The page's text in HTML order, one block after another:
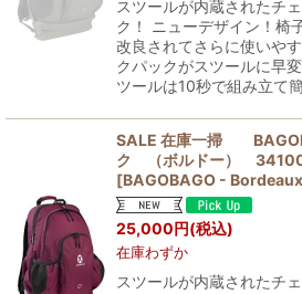
スツールが内蔵されたチ
ク！ ニューデザイン！椅
改良されてさらに使いや
クパックがスツールに早
ツールは10秒で組み立て
SALE 在庫一掃
ク （ボルドー）
[BAGOBAGO -
25,000円(税込)
在庫わずか
スツールが内蔵されたチ